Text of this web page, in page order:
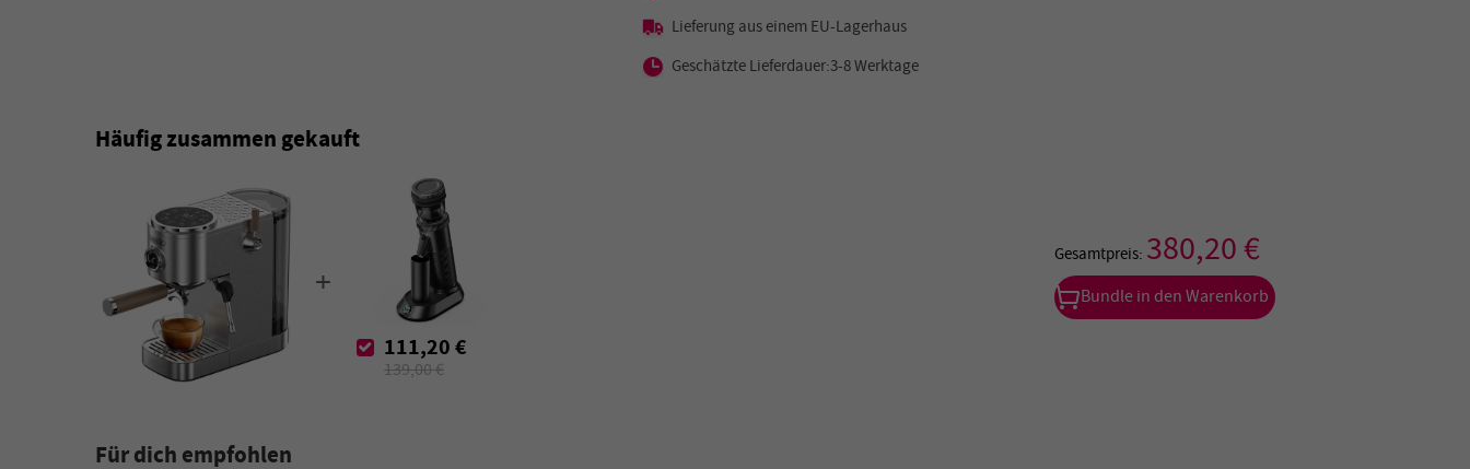
Lieferung aus einem EU-Lagerhaus
Geschätzte Lieferdauer:3-8 Werktage
Häufig zusammen gekauft
+
111,20 €
139,00 €
Gesamtpreis: 380,20 €
Bundle in den Warenkorb
Für dich empfohlen